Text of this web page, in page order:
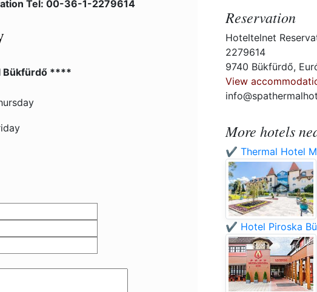
Tel: 00-36-1-2279614
Bükfürdő ****
Reservation
Hoteltelnet
2279614
9740 Bükfürdő,
View
More hotels
✔️ Thermal Hotel
✔️ Hotel Piroska